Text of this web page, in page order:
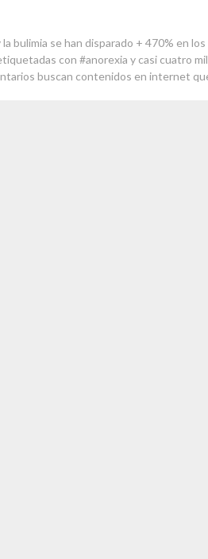
bulimia se han disparado + 470% en
con #anorexia y casi cuatro
buscan contenidos en internet